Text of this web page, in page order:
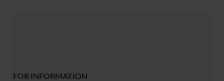
FOR INFORMATION